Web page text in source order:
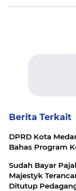
Berita Terkait
DPRD Kota
Bahas Program
Sudah Bayar
Majestyk
Ditutup